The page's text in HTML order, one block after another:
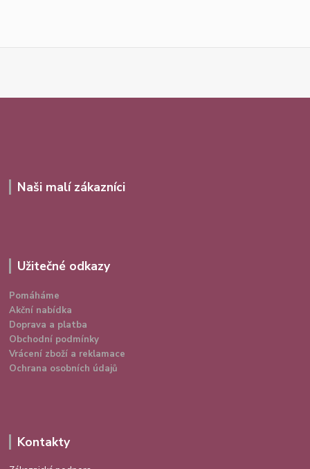
Naši malí zákazníci
Užitečné odkazy
Pomáháme
Akční nabídka
Doprava a platba
Obchodní podmínky
Vrácení zboží a reklamace
Ochrana osobních údajů
Kontakty